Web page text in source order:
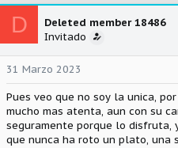
D
Deleted member 18486
Invitado
31 Marzo 2023
Pues veo que no soy la unica,
mucho mas atenta, aun con su
seguramente porque lo disfruta,
que nunca ha roto un plato, una